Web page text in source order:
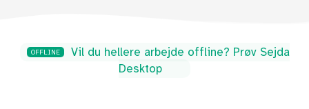
OFFLINE
Vil du hellere arbejde offline? Prøv Sejda
Desktop